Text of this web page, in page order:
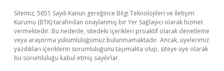
Sitemiz, 5651 Sayılı Kanun gereğince Bilgi Teknolojileri ve İletişim
Kurumu (BTK) tarafından onaylanmış bir Yer Sağlayıcı olarak hizmet
vermektedir. Bu nedenle, sitedeki içerikleri proaktif olarak denetleme
veya araştırma yükümlülüğümüz bulunmamaktadır. Ancak, üyelerimiz
yazdıkları içeriklerin sorumluluğunu taşımakta olup, siteye üye olarak
bu sorumluluğu kabul etmiş sayılırlar.